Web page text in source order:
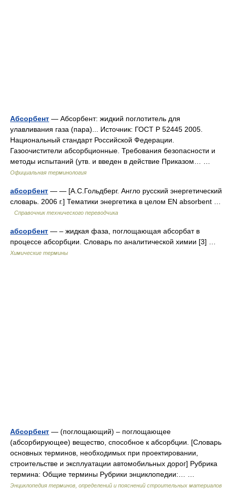
Абсорбент — Абсорбент: жидкий поглотитель для
улавливания газа (пара)... Источник: ГОСТ Р 52445 2005.
Национальный стандарт Российской Федерации.
Газоочистители абсорбционные. Требования безопасности и
методы испытаний (утв. и введен в действие Приказом… …
Официальная терминология
абсорбент — — [А.С.Гольдберг. Англо русский энергетический
словарь. 2006 г.] Тематики энергетика в целом EN absorbent …
Справочник технического переводчика
абсорбент — – жидкая фаза, поглощающая абсорбат в
процессе абсорбции. Словарь по аналитической химии [3] …
Химические термины
Абсорбент — (поглощающий) – поглощающее
(абсорбирующее) вещество, способное к абсорбции. [Словарь
основных терминов, необходимых при проектировании,
строительстве и эксплуатации автомобильных дорог] Рубрика
термина: Общие термины Рубрики энциклопедии:… …
Энциклопедия терминов, определений и пояснений строительных материалов